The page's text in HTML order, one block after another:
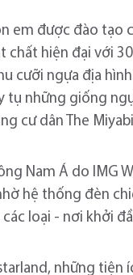
em được đào tạo
hiện đại với
cưỡi ngựa địa
tụ những giống
cư dân The
Nam Á do IMG
hệ thống đèn
loại - nơi khởi
những tiện